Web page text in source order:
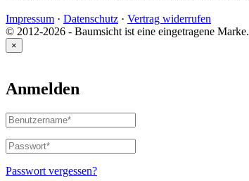
Impressum · Datenschutz · Vertrag widerrufen
© 2012-2026 - Baumsicht ist eine eingetragene Marke.
×
Anmelden
Benutzername
oder
E-
Mail-
Adresse*
Passwort*
Erforderlich
Passwort vergessen?